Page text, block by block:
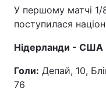
У першому матчі
поступилася
Нідерланди - США
Голи: Депай, 10,
76